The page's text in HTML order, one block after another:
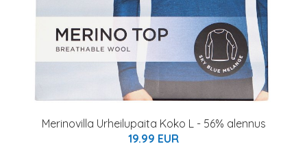
Merinovilla Urheilupaita Koko L - 56% alennus
19.99 EUR